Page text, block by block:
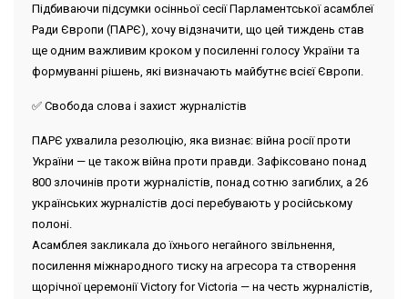
Підбиваючи підсумки осінньої сесії Парламентської асамблеї
Ради Європи (ПАРЄ), хочу відзначити, що цей тиждень став
ще одним важливим кроком у посиленні голосу України та
формуванні рішень, які визначають майбутнє всієї Європи.
✅ Свобода слова і захист журналістів
ПАРЄ ухвалила резолюцію, яка визнає: війна росії проти
України — це також війна проти правди. Зафіксовано понад
800 злочинів проти журналістів, понад сотню загиблих, а 26
українських журналістів досі перебувають у російському
полоні.
Асамблея закликала до їхнього негайного звільнення,
посилення міжнародного тиску на агресора та створення
щорічної церемонії Victory for Victoria — на честь журналістів,